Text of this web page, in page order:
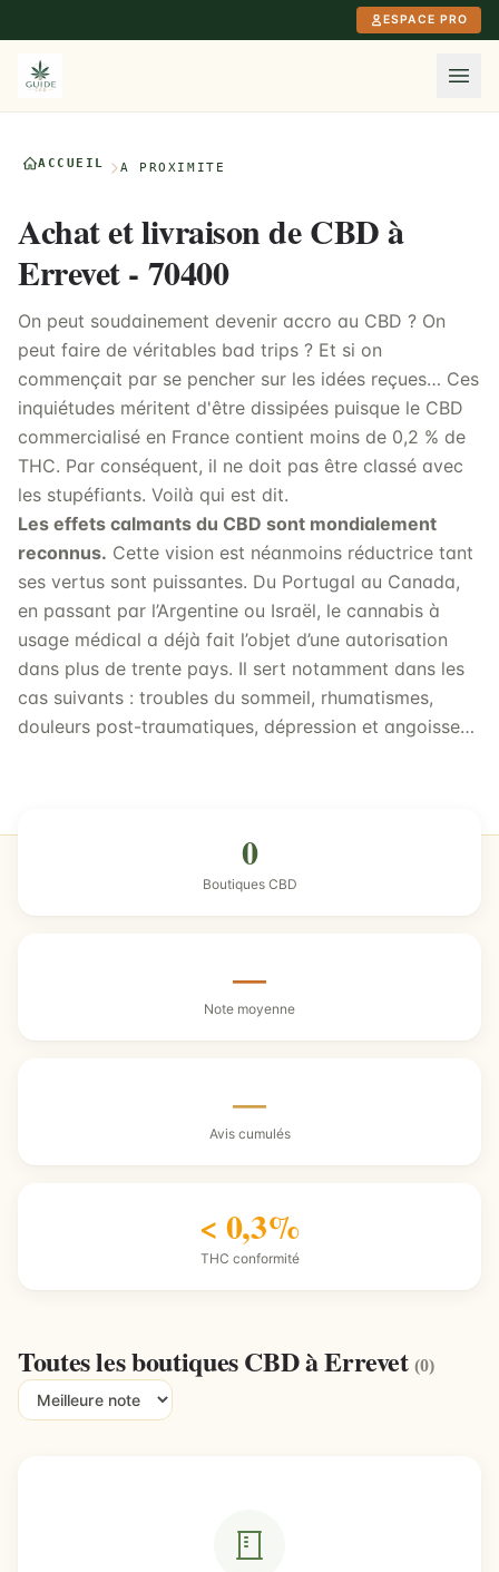
ESPACE PRO
ACCUEIL À PROXIMITÉ
Achat et livraison de CBD à
Errevet - 70400
On peut soudainement devenir accro au CBD ? On
peut faire de véritables bad trips ? Et si on
commençait par se pencher sur les idées reçues… Ces
inquiétudes méritent d'être dissipées puisque le CBD
commercialisé en France contient moins de 0,2 % de
THC. Par conséquent, il ne doit pas être classé avec
les stupéfiants. Voilà qui est dit.
Les effets calmants du CBD sont mondialement
reconnus. Cette vision est néanmoins réductrice tant
ses vertus sont puissantes. Du Portugal au Canada,
en passant par l’Argentine ou Israël, le cannabis à
usage médical a déjà fait l’objet d’une autorisation
dans plus de trente pays. Il sert notamment dans les
cas suivants : troubles du sommeil, rhumatismes,
douleurs post-traumatiques, dépression et angoisse…
0
Boutiques CBD
—
Note moyenne
—
Avis cumulés
< 0,3%
THC conformité
Toutes les boutiques CBD à Errevet(0)